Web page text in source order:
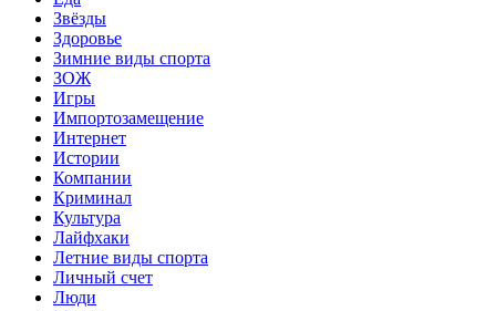
Звёзды
Здоровье
Зимние виды спорта
ЗОЖ
Игры
Импортозамещение
Интернет
Истории
Компании
Криминал
Культура
Лайфхаки
Летние виды спорта
Личный счет
Люди